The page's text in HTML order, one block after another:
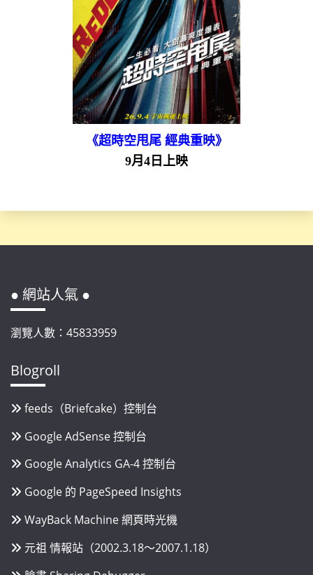
《超時空甩尾 經典重映》
9月4日上映
● 網站人氣 ●
瀏覽人數：45833959
Blogroll
feeds（Briefcake）控制台
Google AdSense 控制台
Google Analytics GA-4 控制台
Google 的 PageSpeed Insights
WayBack Machine 網頁時光機
元祖 情報站（2002.3.18～2007.1.18）